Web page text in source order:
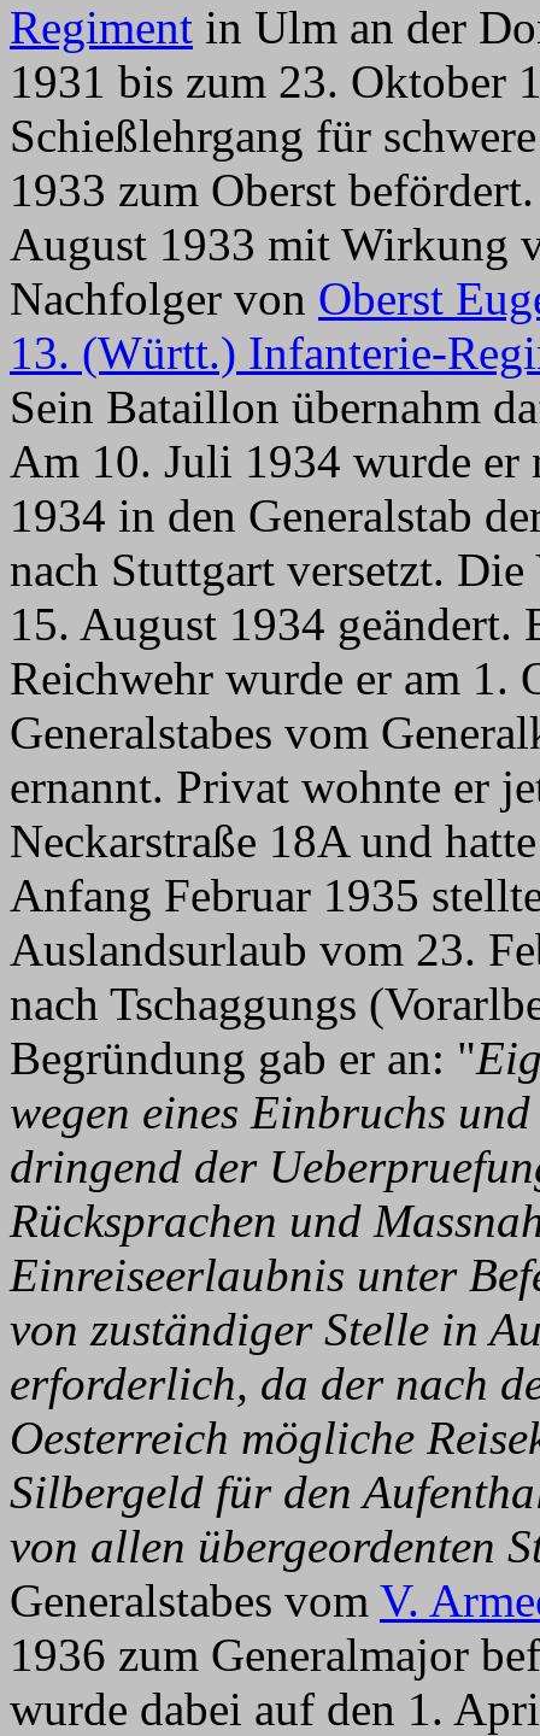
Regiment in Ulm an der
1931 bis zum 23. Oktober
Schießlehrgang für
1933 zum Oberst
August 1933 mit Wirkung
Nachfolger von Oberst
13. (Württ.) Infanterie-
Sein Bataillon übernahm
Am 10. Juli 1934 wurde
1934 in den Generalstab
nach Stuttgart versetzt.
15. August 1934 geändert.
Reichwehr wurde er am 1.
Generalstabes vom
ernannt. Privat wohnte er
Neckarstraße 18A und
Anfang Februar 1935
Auslandsurlaub vom 23.
nach Tschaggungs
Begründung gab er an: "
wegen eines Einbruchs
dringend der
Rücksprachen und
Einreiseerlaubnis unter
von zuständiger Stelle in
erforderlich, da der nach
Oesterreich mögliche
Silbergeld für den
von allen übergeordenten
Generalstabes vom V.
1936 zum Generalmajor
wurde dabei auf den 1.